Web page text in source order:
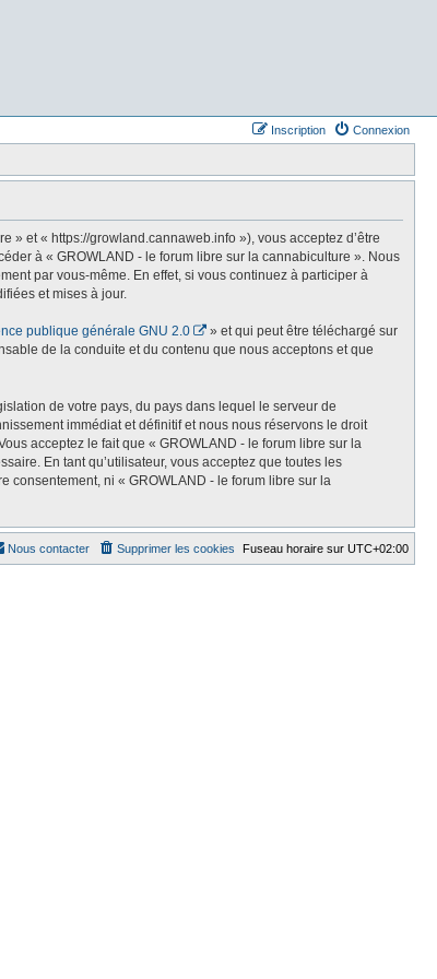
Connexion
Inscription
» et « https://growland.cannaweb.info »), vous acceptez d’être
à « GROWLAND - le forum libre sur la cannabiculture ». Nous
par vous-même. En effet, si vous continuez à participer à
et mises à jour.
publique générale GNU 2.0
» et qui peut être téléchargé sur
de la conduite et du contenu que nous acceptons et que
de votre pays, du pays dans lequel le serveur de
immédiat et définitif et nous nous réservons le droit
acceptez le fait que « GROWLAND - le forum libre sur la
En tant qu’utilisateur, vous acceptez que toutes les
consentement, ni « GROWLAND - le forum libre sur la
Fuseau horaire sur UTC+02:00
Supprimer les cookies
Nous contacter